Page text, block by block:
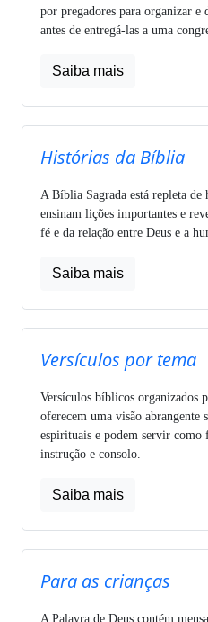
por pregadores para organizar e
antes de entregá-las a uma
Saiba mais
Histórias da Bíblia
A Bíblia Sagrada está repleta de
ensinam lições importantes e
fé e da relação entre Deus e a
Saiba mais
Versículos por tema
Versículos bíblicos organizados
oferecem uma visão abrangente
espirituais e podem servir como
instrução e consolo.
Saiba mais
Para as crianças
A Palavra de Deus contém